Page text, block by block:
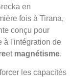
en
fois à Tirana,
conçu pour
à l'intégration de
et magnétisme.
les capacités